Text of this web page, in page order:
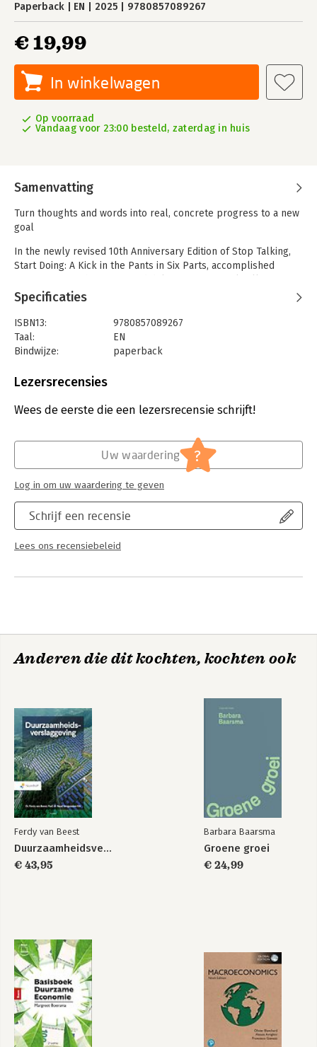
Paperback EN 2025 9780857089267
€ 19,99
In winkelwagen
Op voorraad
Vandaag voor 23:00 besteld, zaterdag in huis
Samenvatting
Turn thoughts and words into real, concrete progress to a new
goal
In the newly revised 10th Anniversary Edition of Stop Talking,
Start Doing: A Kick in the Pants in Six Parts, accomplished
for anyone looking to kick their life into high gear and start
realizing their wildest dreams. In the book, you'll learn to
harness that nagging feeling that you should be doing
something more and turn it into a positive force for change.
You'll move from words and thoughts to concrete actions,
putting your fears and anxieties in their place and focusing on
the rewards that await you right around the corner. An
inspiring, can't-miss prescription for turning those hopes and
dreams into reality, Stop Talking, Start Doing offers a powerful
new journey.
Specificaties
ISBN13:
9780857089267
Taal:
EN
Bindwijze:
paperback
Uitgever:
Lezersrecensies
Wees de eerste die een lezersrecensie schrijft!
Schrijf een recensie
Lees ons recensiebeleid
Uw waardering ?
Log in om uw waardering te geven
Anderen die dit kochten, kochten ook
Ferdy van Beest
Duurzaamheidsverslaggeving
€ 43,95
Barbara Baarsma
Groene groei
€ 24,99